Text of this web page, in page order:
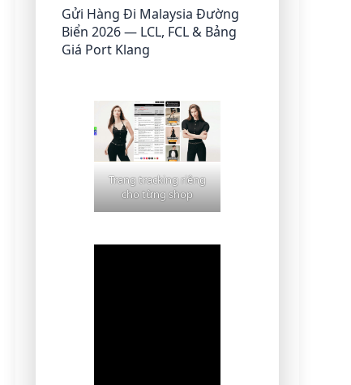
Gửi Hàng Đi Malaysia Đường
Biển 2026 — LCL, FCL & Bảng
Giá Port Klang
Trang tracking riêng
cho từng shop